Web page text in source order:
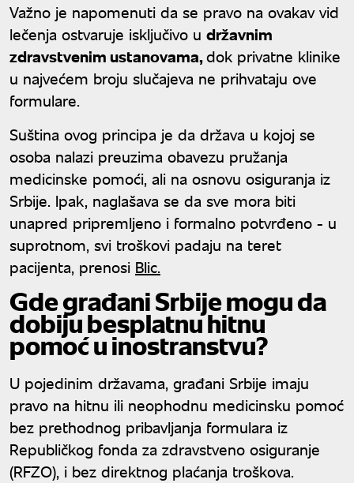
Važno je napomenuti da se pravo na ovakav vid
lečenja ostvaruje isključivo u državnim
zdravstvenim ustanovama,dok privatne klinike
u najvećem broju slučajeva ne prihvataju ove
formulare.
Suština ovog principa je da država u kojoj se
osoba nalazi preuzima obavezu pružanja
medicinske pomoći, ali na osnovu osiguranja iz
Srbije. Ipak, naglašava se da sve mora biti
unapred pripremljeno i formalno potvrđeno - u
suprotnom, svi troškovi padaju na teret
pacijenta, prenosi Blic.
Gde građani Srbije mogu da
dobiju besplatnu hitnu
pomoć u inostranstvu?
U pojedinim državama, građani Srbije imaju
pravo na hitnu ili neophodnu medicinsku pomoć
bez prethodnog pribavljanja formulara iz
Republičkog fonda za zdravstveno osiguranje
(RFZO), i bez direktnog plaćanja troškova.